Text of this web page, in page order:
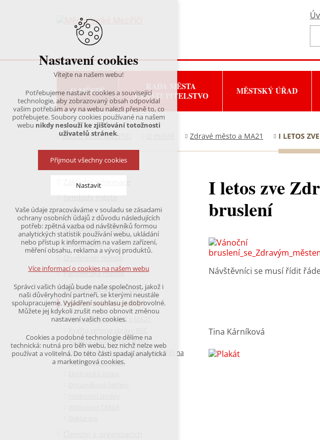
O MĚSTĚ
RADA MĚSTA
A ZASTUPITELSTVO
MĚSTSKÝ ÚŘAD
Město Velké Meziříčí Zdravé město a MA21 I LETOS
I letos zve
bruslení
Návštěvníci se musí řídit
Tina Kárníková
Základní informace
Symboly města
Historie
Významné objekty
Místní části
Partnerská města
Strategické dokumenty
Zdravé město a MA21
Zápisy z jednání ZM a MA21
Analýza zdravotního stavu
Zdravotní plán města Velké Meziříčí na
období 2021 - 2025
Nastavení cookies
Vítejte na našem webu!
Potřebujeme nastavit cookies a související
technologie, aby zobrazovaný obsah odpovídal
vašim potřebám a vy na webu nalezli přesně to, co
potřebujete. Soubory cookies používané na našem
webu nikdy neslouží ke zjišťování totožnosti
uživatelů stránek.
Přijmout všechny cookies
Nastavit
Technická cookies
nutná pro provozování webu
udržení kontextu stránek (session): případná
přihlášení, volby jazyka, apod.
analytická pro anonymizované vyhodnocení
návštěvnosti
marketingová cookies
(Google,Hotjar,Leadfeeder))
Více informací o cookies na našem webu
Přijmout všechny cookies
Odmítnout vše
Vaše údaje zpracováváme v souladu se zásadami
ochrany osobních údajů z důvodu následujících
potřeb: zpětná vazba od návštěvníků formou
analytických statistik používání webu, ukládání
nebo přístup k informacím na vašem zařízení,
měření obsahu, reklama a vývoj produktů.
Více informací o cookies na našem webu
Správci vašich údajů bude naše společnost, jakož i
naši důvěryhodní partneři, se kterými neustále
spolupracujeme. Vyjádření souhlasu je dobrovolné.
Můžete jej kdykoli zrušit nebo obnovit změnou
nastavení vašich cookies.
Cookies a podobné technologie dělíme na
technická: nutná pro běh webu, bez nichž nelze web
používat a volitelná. Do této části spadají analytická
a marketingová cookies.